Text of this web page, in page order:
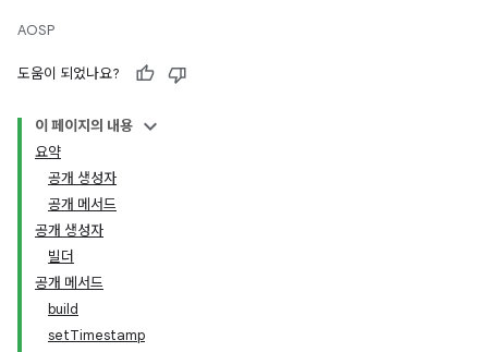
AOSP
도움이 되었나요?
이 페이지의 내용
요약
공개 생성자
공개 메서드
공개 생성자
빌더
공개 메서드
build
setTimestamp